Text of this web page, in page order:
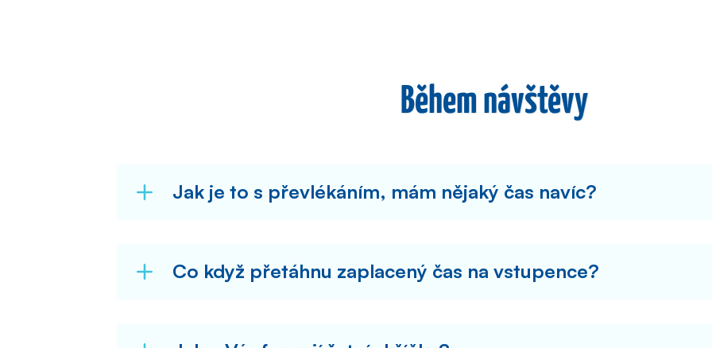
Během návštěvy
Jak je to s převlékáním, mám nějaký čas navíc?
Co když přetáhnu zaplacený čas na vstupence?